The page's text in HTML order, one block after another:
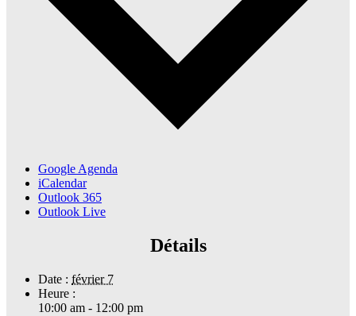
Google Agenda
iCalendar
Outlook 365
Outlook Live
Détails
Date : février 7
Heure :
10:00 am - 12:00 pm